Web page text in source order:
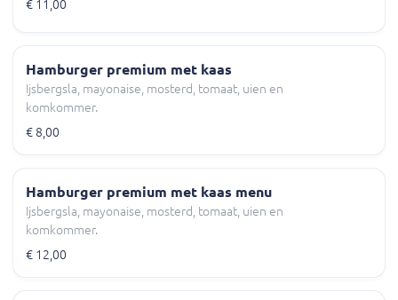
€ 11,00
Hamburger premium met kaas
Ijsbergsla, mayonaise, mosterd, tomaat, uien en
komkommer.
€ 8,00
Hamburger premium met kaas menu
Ijsbergsla, mayonaise, mosterd, tomaat, uien en
komkommer.
€ 12,00